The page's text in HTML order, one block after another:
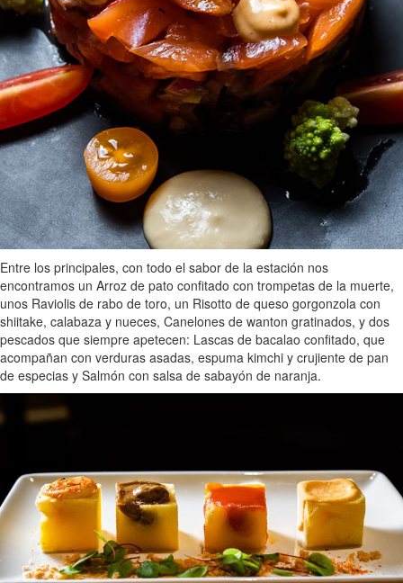
Entre los principales, con todo el sabor de la estación nos
encontramos un Arroz de pato confitado con trompetas de la muerte,
unos Raviolis de rabo de toro, un Risotto de queso gorgonzola con
shiitake, calabaza y nueces, Canelones de wanton gratinados, y dos
pescados que siempre apetecen: Lascas de bacalao confitado, que
acompañan con verduras asadas, espuma kimchi y crujiente de pan
de especias y Salmón con salsa de sabayón de naranja.